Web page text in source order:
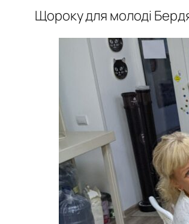
Щороку для молоді